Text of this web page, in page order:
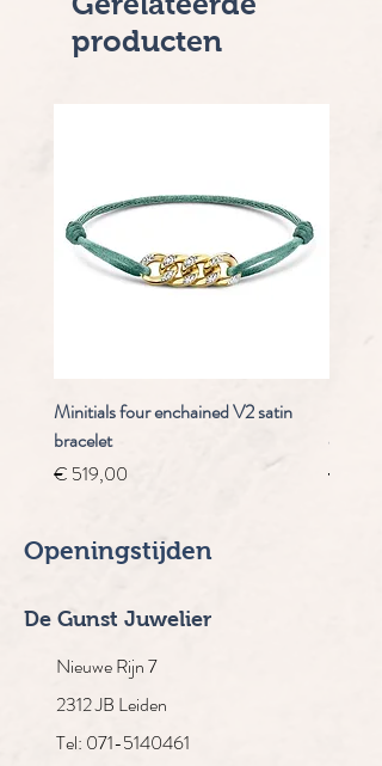
producten
Minitials four enchained V2 satin
bracelet
Prijs
€ 519,00 €
Openingstijden
De Gunst Juwelier
Nieuwe Rijn 7
2312 JB Leiden
Tel: 071-5140461